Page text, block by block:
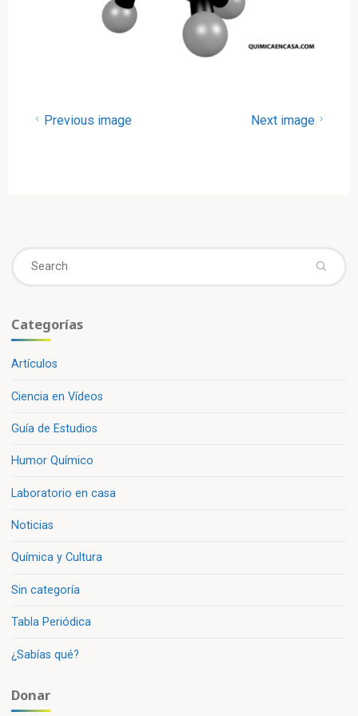
Previous image Next image
Categorías
Artículos
Ciencia en Vídeos
Guía de Estudios
Humor Químico
Laboratorio en casa
Noticias
Química y Cultura
Sin categoría
Tabla Periódica
¿Sabías qué?
Donar